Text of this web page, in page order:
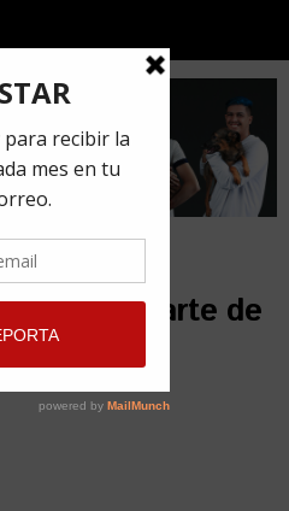
No. 61. El arte de